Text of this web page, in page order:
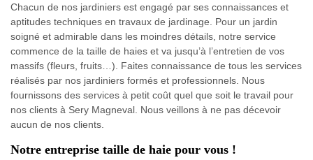
Chacun de nos jardiniers est engagé par ses connaissances et
aptitudes techniques en travaux de jardinage. Pour un jardin
soigné et admirable dans les moindres détails, notre service
commence de la taille de haies et va jusqu’à l’entretien de vos
massifs (fleurs, fruits…). Faites connaissance de tous les services
réalisés par nos jardiniers formés et professionnels. Nous
fournissons des services à petit coût quel que soit le travail pour
nos clients à Sery Magneval. Nous veillons à ne pas décevoir
aucun de nos clients.
Notre entreprise taille de haie pour vous !